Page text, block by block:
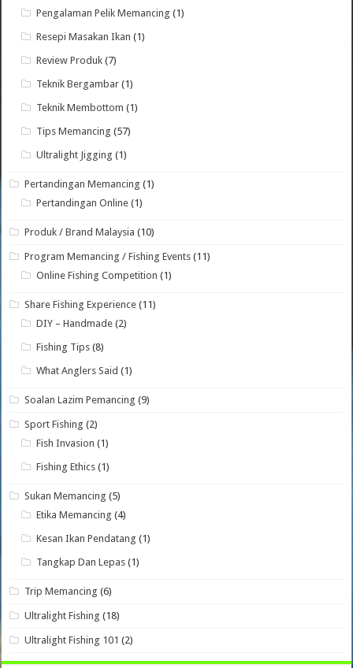
Pengalaman Pelik Memancing (1)
Resepi Masakan Ikan (1)
Review Produk (7)
Teknik Bergambar (1)
Teknik Membottom (1)
Tips Memancing (57)
Ultralight Jigging (1)
Pertandingan Memancing (1)
Pertandingan Online (1)
Produk / Brand Malaysia (10)
Program Memancing / Fishing Events (11)
Online Fishing Competition (1)
Share Fishing Experience (11)
DIY – Handmade (2)
Fishing Tips (8)
What Anglers Said (1)
Soalan Lazim Pemancing (9)
Sport Fishing (2)
Fish Invasion (1)
Fishing Ethics (1)
Sukan Memancing (5)
Etika Memancing (4)
Kesan Ikan Pendatang (1)
Tangkap Dan Lepas (1)
Trip Memancing (6)
Ultralight Fishing (18)
Ultralight Fishing 101 (2)